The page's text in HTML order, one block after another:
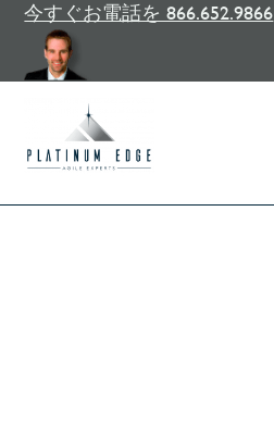
今すぐお電話を 866.652.9866